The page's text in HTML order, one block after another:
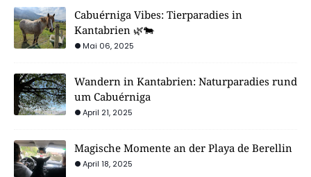
Cabuérniga Vibes: Tierparadies in
Kantabrien 🌿🐄
Mai 06, 2025
Wandern in Kantabrien: Naturparadies rund
um Cabuérniga
April 21, 2025
Magische Momente an der Playa de Berellin
April 18, 2025